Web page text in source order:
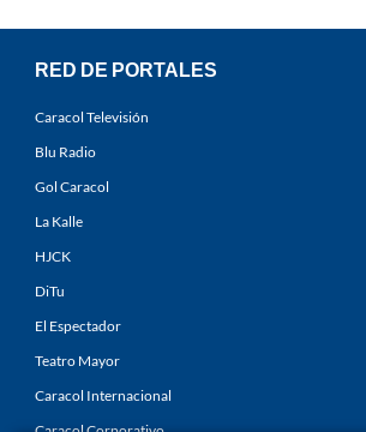
RED DE PORTALES
Caracol Televisión
Blu Radio
Gol Caracol
La Kalle
HJCK
DiTu
El Espectador
Teatro Mayor
Caracol Internacional